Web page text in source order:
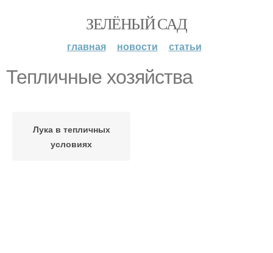
ЗЕЛЁНЫЙ САД
главная новости статьи
Тепличные хозяйства
Лука в тепличных
условиях